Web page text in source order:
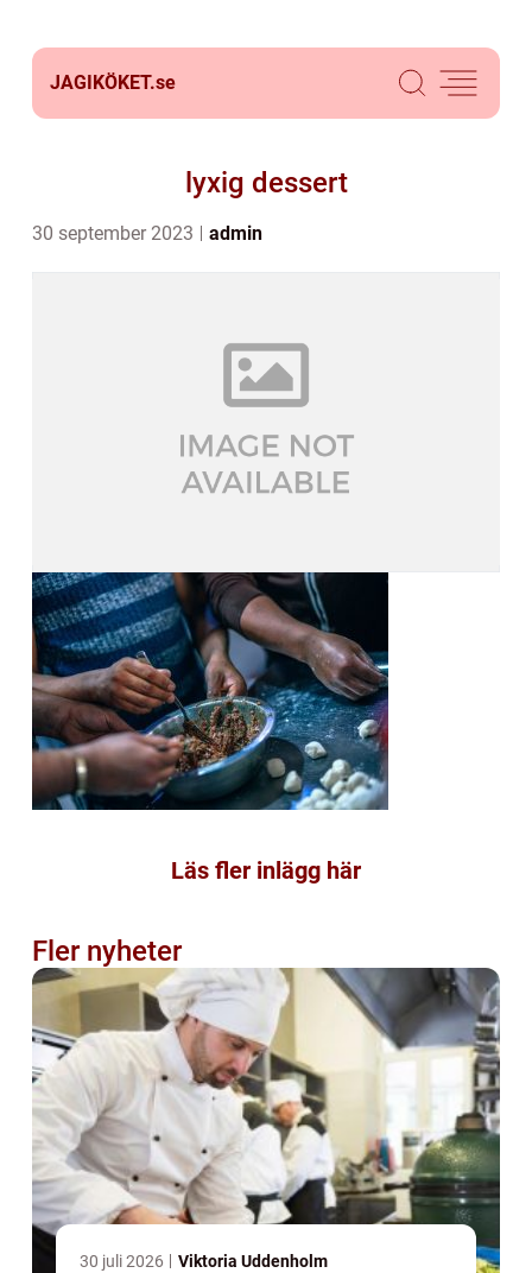
JAGIKÖKET.se
lyxig dessert
30 september 2023 admin
Läs fler inlägg här
Fler nyheter
30 juli 2026 Viktoria Uddenholm